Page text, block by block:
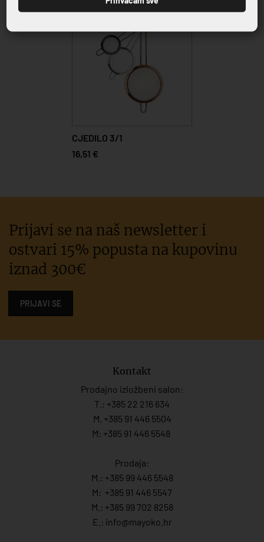
CJEDILO 3/1
16,51 €
Prijavi se na naš newsletter i
ostvari 15% popusta na kupovinu
iznad 300€
PRIJAVI SE
Kontakt
Prodajno izložbeni salon:
T.: +385 22 216 634
M. +385 91 446 5504
M: +385 91 446 5548
Prodaja:
M.: +385 99 446 5548
M: +385 91 446 5547
M.: +385 99 702 8258
E.: info@mayoko. hr